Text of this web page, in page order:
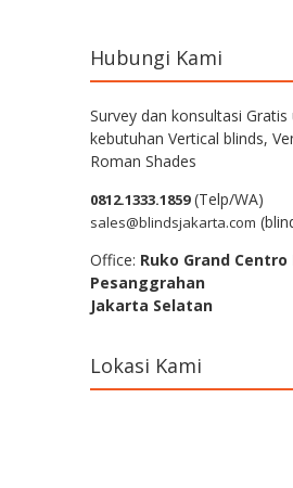
Hubungi Kami
Survey dan konsultasi Gratis
kebutuhan Vertical blinds,
Roman Shades
0812.1333.1859 (Telp/WA)
sales@blindsjakarta.com
Office: Ruko Grand Centro
Pesanggrahan
Jakarta Selatan
Lokasi Kami